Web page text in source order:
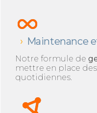
Maintenance
Notre formule de
mettre en place
quotidiennes.